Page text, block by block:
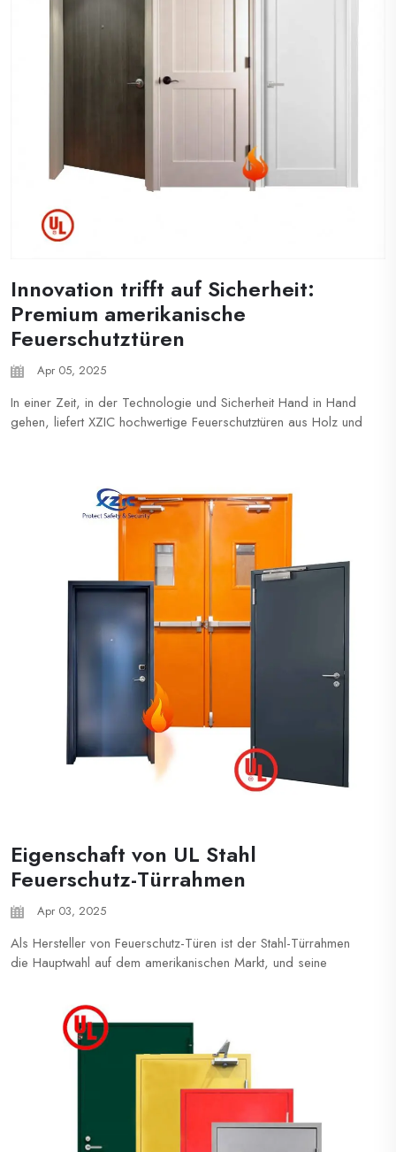
Innovation trifft auf Sicherheit:
Premium amerikanische
Feuerschutztüren
Apr 05, 2025
In einer Zeit, in der Technologie und Sicherheit Hand in Hand
gehen, liefert XZIC hochwertige Feuerschutztüren aus Holz und
Eigenschaft von UL Stahl
Feuerschutz-Türrahmen
Apr 03, 2025
Als Hersteller von Feuerschutz-Türen ist der Stahl-Türrahmen
die Hauptwahl auf dem amerikanischen Markt, und seine
Installation machen ihn in kommerziellen, industriellen und
öffentlichen Gebäuden weit verbreitet. D...